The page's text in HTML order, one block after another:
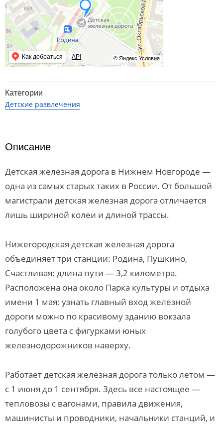
© Яндекс Условия
Как добраться API
Категории
Детские развлечения
Описание
Детская железная дорога в Нижнем Новгороде —
одна из самых старых таких в России. От большой
магистрали детская железная дорога отличается
лишь шириной колеи и длиной трассы.
Нижегородская детская железная дорога
объединяет три станции: Родина, Пушкино,
Счастливая; длина пути — 3,2 километра.
Расположена она около Парка культуры и отдыха
имени 1 мая; узнать главный вход железной
дороги можно по красивому зданию вокзала
голубого цвета с фигурками юных
железнодорожников наверху.
Работает детская железная дорога только летом —
с 1 июня до 1 сентября. Здесь все настоящее —
тепловозы с вагонами, правила движения,
машинисты и проводники, начальники станций, и